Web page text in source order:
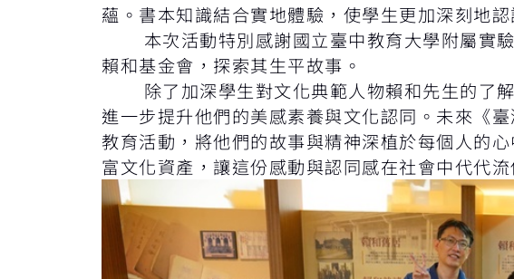
蘊。書本知識結合實地體驗，使學生更加深刻地
本次活動特別感謝國立臺中教育大學附屬實驗
賴和基金會，探索其生平故事。
除了加深學生對文化典範人物賴和先生的了解
進一步提升他們的美感素養與文化認同。未來《
教育活動，將他們的故事與精神深植於每個人的
富文化資產，讓這份感動與認同感在社會中代代